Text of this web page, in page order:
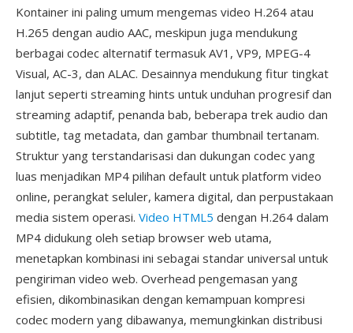
Kontainer ini paling umum mengemas video H.264 atau
H.265 dengan audio AAC, meskipun juga mendukung
berbagai codec alternatif termasuk AV1, VP9, MPEG-4
Visual, AC-3, dan ALAC. Desainnya mendukung fitur tingkat
lanjut seperti streaming hints untuk unduhan progresif dan
streaming adaptif, penanda bab, beberapa trek audio dan
subtitle, tag metadata, dan gambar thumbnail tertanam.
Struktur yang terstandarisasi dan dukungan codec yang
luas menjadikan MP4 pilihan default untuk platform video
online, perangkat seluler, kamera digital, dan perpustakaan
media sistem operasi. Video HTML5 dengan H.264 dalam
MP4 didukung oleh setiap browser web utama,
menetapkan kombinasi ini sebagai standar universal untuk
pengiriman video web. Overhead pengemasan yang
efisien, dikombinasikan dengan kemampuan kompresi
codec modern yang dibawanya, memungkinkan distribusi